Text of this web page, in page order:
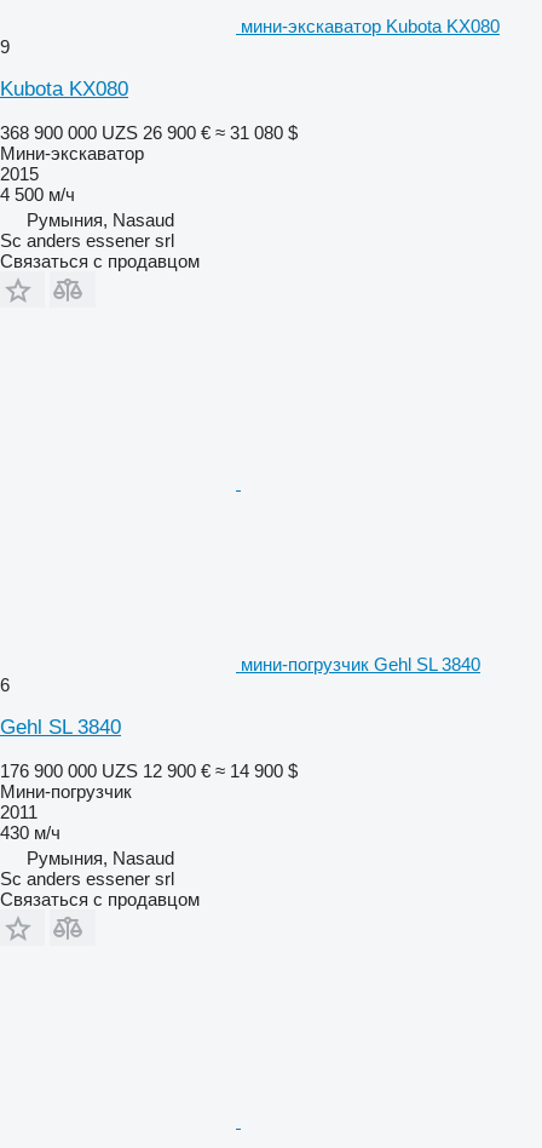
мини-экскаватор Kubota KX080
9
Kubota KX080
368 900 000 UZS 26 900 € ≈ 31 080 $
Мини-экскаватор
2015
4 500 м/ч
Румыния, Nasaud
Sc anders essener srl
Связаться с продавцом
мини-погрузчик Gehl SL 3840
6
Gehl SL 3840
176 900 000 UZS 12 900 € ≈ 14 900 $
Мини-погрузчик
2011
430 м/ч
Румыния, Nasaud
Sc anders essener srl
Связаться с продавцом